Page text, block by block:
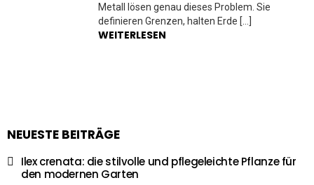
Metall lösen genau dieses Problem. Sie
definieren Grenzen, halten Erde […]
WEITERLESEN
NEUESTE BEITRÄGE
Ilex crenata: die stilvolle und pflegeleichte Pflanze für
den modernen Garten